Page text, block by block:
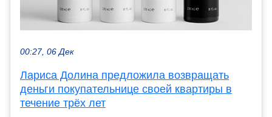
00:27, 06 Дек
Лариса Долина предложила возвращать
деньги покупательнице своей квартиры в
течение трёх лет